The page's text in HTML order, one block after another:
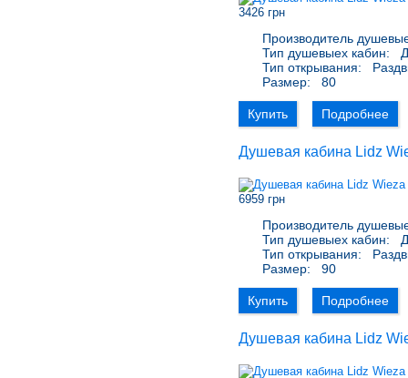
3426 грн
Производитель
Тип душевыех кабин:
Тип открывания:
Размер:
80
Купить Подробнее
Душевая кабина Lidz
6959 грн
Производитель
Тип душевыех кабин:
Тип открывания:
Размер:
90
Купить Подробнее
Душевая кабина Lidz